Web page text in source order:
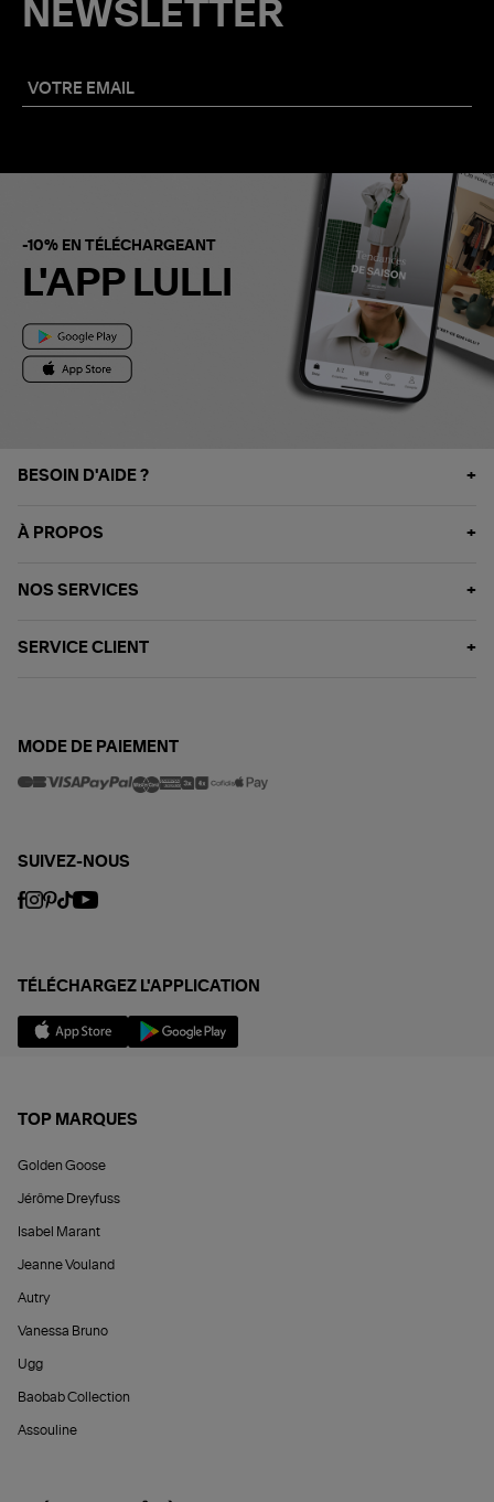
NEWSLETTER
-10% EN TÉLÉCHARGEANT
L'APP LULLI
BESOIN D'AIDE ?
À PROPOS
NOS SERVICES
SERVICE CLIENT
MODE DE PAIEMENT
SUIVEZ-NOUS
TÉLÉCHARGEZ L'APPLICATION
TOP MARQUES
Golden Goose
Jérôme Dreyfuss
Isabel Marant
Jeanne Vouland
Autry
Vanessa Bruno
Ugg
Baobab Collection
Assouline